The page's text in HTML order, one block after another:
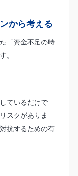
から考える
「資金不足の時
。
ているだけで
スクがありま
抗するための有